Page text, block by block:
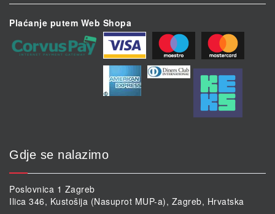
Plaćanje putem Web Shopa
Gdje se nalazimo
Poslovnica 1 Zagreb
Ilica 346, Kustošija (Nasuprot MUP-a), Zagreb, Hrvatska